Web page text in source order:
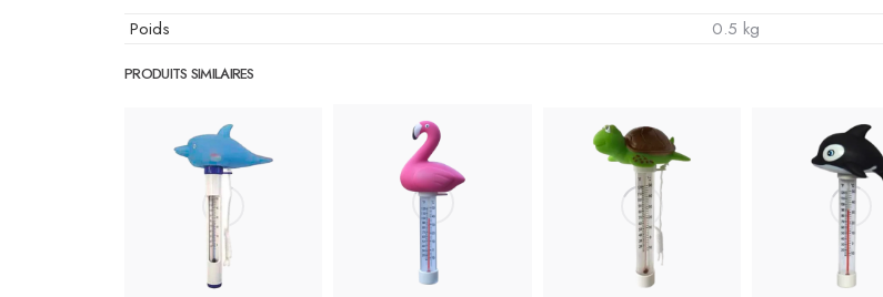
Poids 0.5 kg
PRODUITS SIMILAIRES